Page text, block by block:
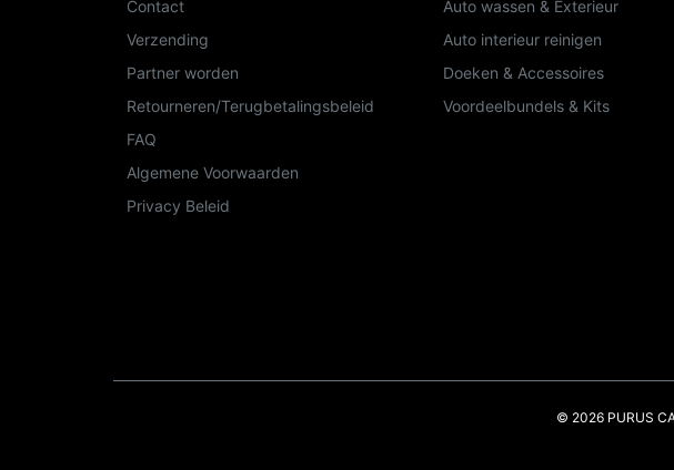
Contact
Verzending
Partner worden
Retourneren/Terugbetalingsbeleid
FAQ
Algemene Voorwaarden
Privacy Beleid
Auto wassen & Exterieur
Auto interieur reinigen
Doeken & Accessoires
Voordeelbundels & Kits
© 2026 PURUS